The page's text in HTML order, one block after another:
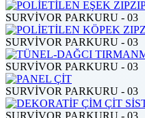
SURVİVOR PARKURU - 03
SURVİVOR PARKURU - 03
SURVİVOR PARKURU - 03
SURVİVOR PARKURU - 03
SURVİVOR PARKURU - 03